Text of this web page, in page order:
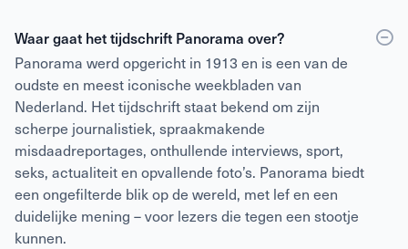
Waar gaat het tijdschrift Panorama over?
Panorama werd opgericht in 1913 en is een van de
oudste en meest iconische weekbladen van
Nederland. Het tijdschrift staat bekend om zijn
scherpe journalistiek, spraakmakende
misdaadreportages, onthullende interviews, sport,
seks, actualiteit en opvallende foto’s. Panorama biedt
een ongefilterde blik op de wereld, met lef en een
duidelijke mening – voor lezers die tegen een stootje
kunnen.